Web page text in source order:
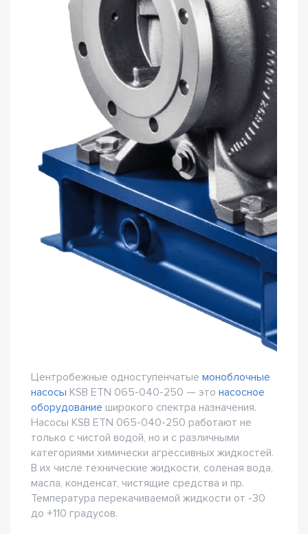
Центробежные одноступенчатые моноблочные
насосы KSB ETN 065-040-250 — это насосное
оборудование широкого спектра назначения.
Насосы KSB ETN 065-040-250 работают не
только с чистой водой, но и с различными
категориями химически агрессивных жидкостей.
В их числе технические жидкости, соленая вода,
масла, конденсат, чистящие средства и пр.
Температура перекачиваемой жидкости от -30
до +110 градусов.